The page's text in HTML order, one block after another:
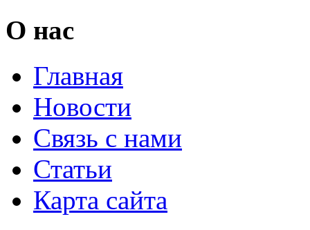
О нас
Главная
Новости
Связь с нами
Статьи
Карта сайта